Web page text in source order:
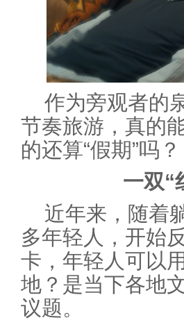
作为旁观者的
节奏旅游，真的
的还算“假期”吗？
一双“
近年来，随着
多年轻人，开始
卡，年轻人可以
地？是当下各地
议题。